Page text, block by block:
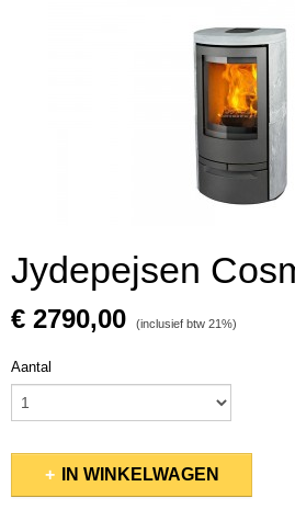
Jydepejsen
€ 2790,00 (inclusief btw 21%)
Aantal
IN WINKELWAGEN